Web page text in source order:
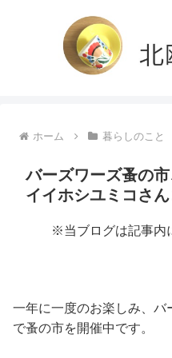
ホーム 暮らしのこと
バーズワーズ蚤の市
イイホシユミコさん
※当ブログは記事内
一年に一度のお楽しみ、バ
で蚤の市を開催中です。